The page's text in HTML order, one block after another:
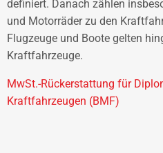
definiert. Danach zählen
und Motorräder zu den
Flugzeuge und Boote gelten
Kraftfahrzeuge.
MwSt.-Rückerstattung für
Kraftfahrzeugen (BMF)